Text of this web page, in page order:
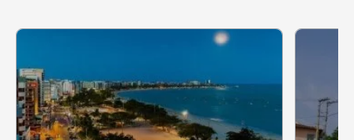
Não foi dessa vez?
Clique aqui para ver outras